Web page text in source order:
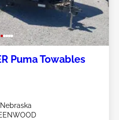
Puma Towables